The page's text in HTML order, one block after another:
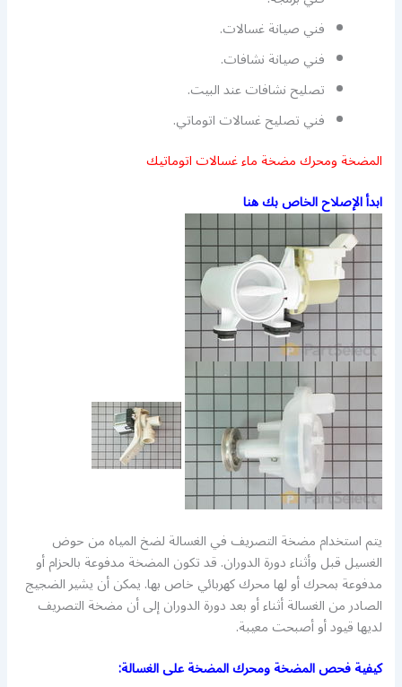
فني صيانة غسالات.
فني صيانة نشافات.
تصليح نشافات عند البيت.
فني تصليح غسالات اتوماتي.
المضخة ومحرك مضخة ماء غسالات اتوماتيك
ابدأ الإصلاح الخاص بك هنا
يتم استخدام مضخة التصريف في الغسالة لضخ المياه من حوض
الغسيل قبل وأثناء دورة الدوران. قد تكون المضخة مدفوعة بالحزام أو
مدفوعة بمحرك أو لها محرك كهربائي خاص بها. يمكن أن يشير الضجيج
الصادر من الغسالة أثناء أو بعد دورة الدوران إلى أن مضخة التصريف
لديها قيود أو أصبحت معيبة.
كيفية فحص المضخة ومحرك المضخة على الغسالة: